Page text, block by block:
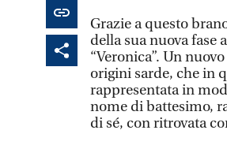
Grazie a questo
della sua nuova fase
“Veronica”. Un
origini sarde, che in
rappresentata in
nome di battesimo,
di sé, con ritrovata